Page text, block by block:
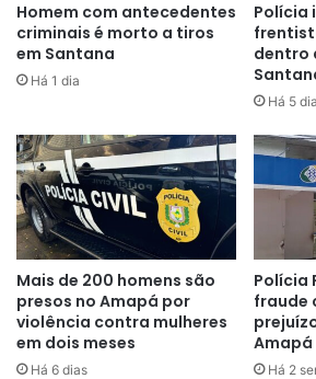
Policiais do 4º Batalhão de Polícia
de que as vítimas foram levadas por
de Emergências de Santana. Lá, foi
Sérgio. O outro homem segue
2º ataque
Por volta de 22h12 o Ciodes registrou
homicídio. Clebson Gomes de
morto com cerca de oito tiros dentro
Homem com antecedentes
criminais é morto a tiros
em Santana
Há 1 dia
Polícia
dentro
Há 5
Mais de 200 homens são
presos no Amapá por
violência contra mulheres
em dois meses
Há 6 dias
Polícia
fraude
Amapá
Há 2